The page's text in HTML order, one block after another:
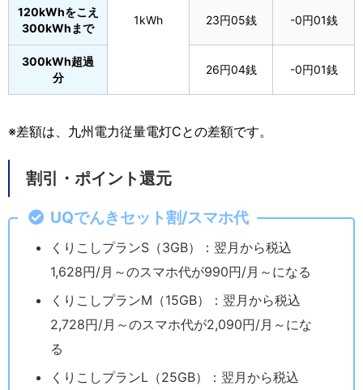
1kWh
120kWhをこえ
300kWhまで
23円05銭 -0円01銭
300kWh超過
分
26円04銭 -0円01銭
※差額は、九州電力従量電灯Cとの差額です。
割引・ポイント還元
UQでんきセット割/スマホ代
くりこしプランS（3GB）：翌月から税込
1,628円/月～のスマホ代が990円/月～になる
くりこしプランM（15GB）：翌月から税込
2,728円/月～のスマホ代が2,090円/月～にな
る
くりこしプランL（25GB）：翌月から税込